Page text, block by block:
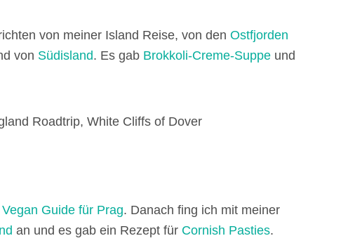
von meiner Island Reise, von den Ostfjorden
von Südisland. Es gab Brokkoli-Creme-Suppe und
Vegan Guide für Prag. Danach fing ich mit meiner
an und es gab ein Rezept für Cornish Pasties.